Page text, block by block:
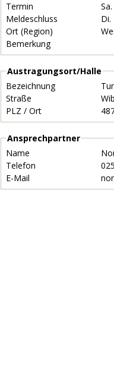
Termin
Meldeschluss
Di.
Ort (Region)
Bemerkung
Austragungsort/Halle
Bezeichnung
Straße
PLZ / Ort
Ansprechpartner
Name
Telefon
E-Mail